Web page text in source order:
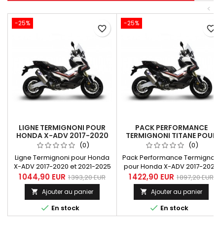
<
-25%
LIGNE TERMIGNONI POUR
HONDA X-ADV 2017-2020
(EURO4) ET 2021-2025
(EURO5)
(0)
Ligne Termignoni pour Honda
X-ADV 2017-2020 et 2021-2025
(Euro5), comprend silencieux +
collecteur + protection anti-
chaleur carbone.
1 044,90 EUR 1 393,20 EUR
 Ajouter au panier
 En stock
favorite_border
-25%
PACK PERFORMANCE
TERMIGNONI TITANE POUR
HONDA X-ADV 2017-2025
(EURO4 & EURO5)
(0)
Pack Performance Termignoni
pour Honda X-ADV 2017-2020
et 2021-2025 (Euro5),
comprend silencieux +
collecteur + protection anti-
chaleur carbone + kit Upmap.
1 422,90 EUR 1 897,20 EUR
 Ajouter au panier
 En stock
favorite_border